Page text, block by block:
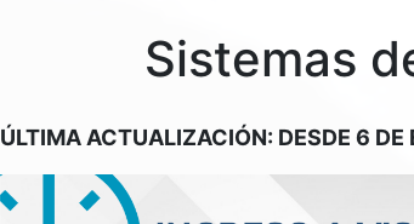
Sistemas
ÚLTIMA ACTUALIZACIÓN: DESDE 6 DE